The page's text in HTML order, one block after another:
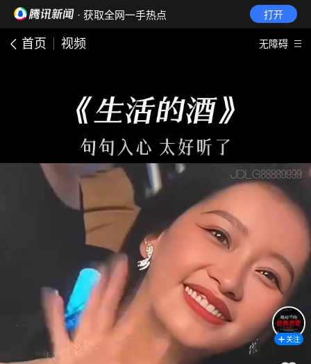
· 获取全网一手热点 打开
首页 视频 无障碍
关注